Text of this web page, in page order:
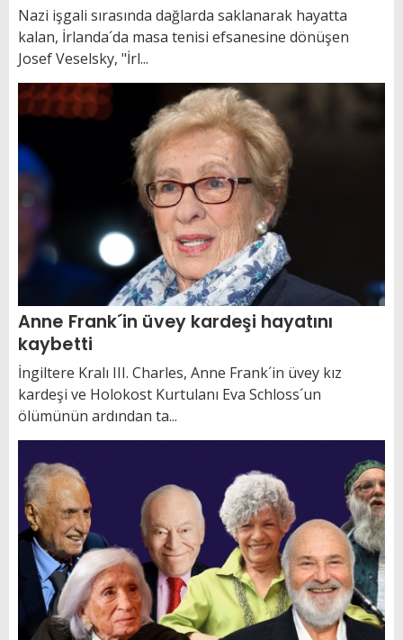
kaybetti
Nazi işgali sırasında dağlarda saklanarak hayatta
kalan, İrlanda´da masa tenisi efsanesine dönüşen
Josef Veselsky, "İrl...
Anne Frank´in üvey kardeşi hayatını
kaybetti
İngiltere Kralı III. Charles, Anne Frank´in üvey kız
kardeşi ve Holokost Kurtulanı Eva Schloss´un
ölümünün ardından ta...